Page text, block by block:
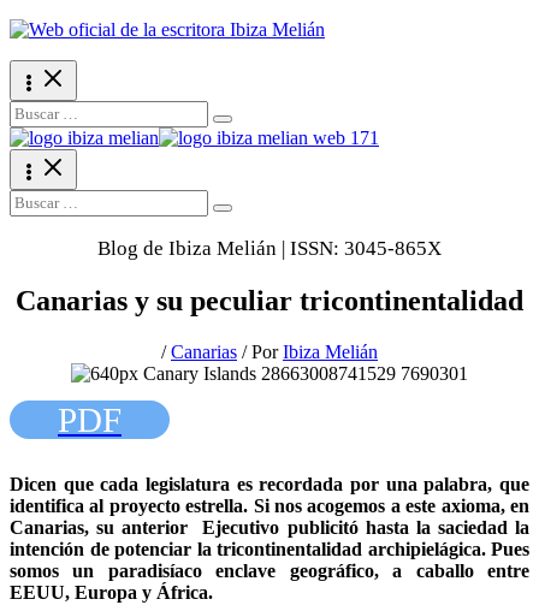
Ir
contenido
Search
for:
Search
for:
Blog de Ibiza Melián | ISSN: 3045-865X
Canarias y su peculiar tricontinentalidad
/Canarias / PorIbiza Melián
PDF
Dicen que cada legislatura es recordada por una palabra, que
identifica al proyecto estrella. Si nos acogemos a este axioma, en
Canarias, su anterior Ejecutivo publicitó hasta la saciedad la
intención de potenciar la tricontinentalidad archipielágica. Pues
somos un paradisíaco enclave geográfico, a caballo entre
EEUU, Europa y África.